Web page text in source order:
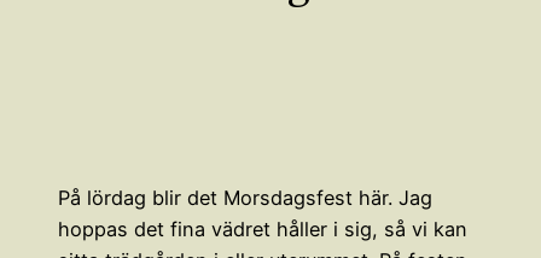
På lördag blir det Morsdagsfest här. Jag
hoppas det fina vädret håller i sig, så vi kan